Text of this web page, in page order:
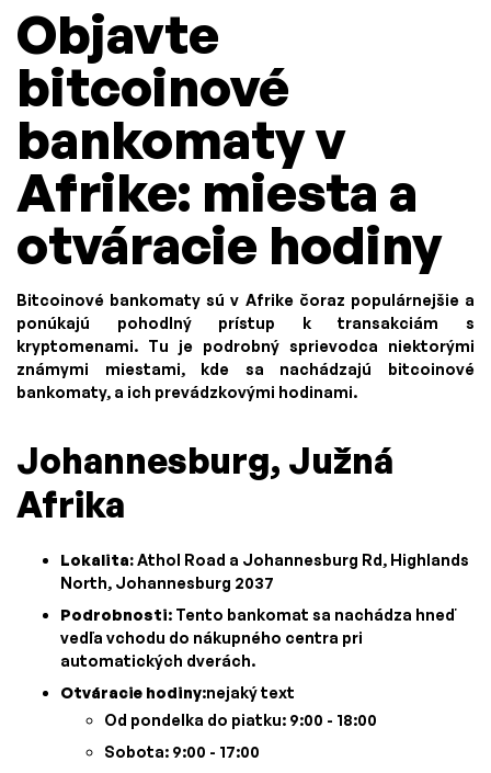
Objavte
bitcoinové
bankomaty v
Afrike: miesta a
otváracie hodiny
Bitcoinové bankomaty sú v Afrike čoraz populárnejšie a
ponúkajú pohodlný prístup k transakciám s
kryptomenami. Tu je podrobný sprievodca niektorými
známymi miestami, kde sa nachádzajú bitcoinové
bankomaty, a ich prevádzkovými hodinami.
Johannesburg, Južná
Afrika
Lokalita:Athol Road a Johannesburg Rd, Highlands
North, Johannesburg 2037
Podrobnosti: Tento bankomat sa nachádza hneď
vedľa vchodu do nákupného centra pri
automatických dverách.
Otváracie hodiny:nejaký text
Od pondelka do piatku: 9:00 - 18:00
Sobota: 9:00 - 17:00